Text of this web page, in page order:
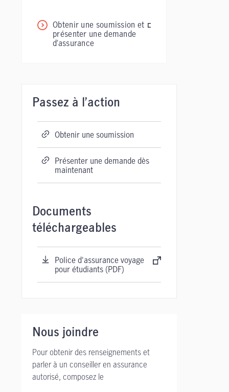
Obtenir une soumission et
présenter une demande
d’assurance
Passez à l’action
Obtenir une soumission
Présenter une demande dès
maintenant
Documents
téléchargeables
Police d'assurance voyage
pour étudiants (PDF)
Nous joindre
Pour obtenir des renseignements et
parler à un conseiller en assurance
autorisé, composez le